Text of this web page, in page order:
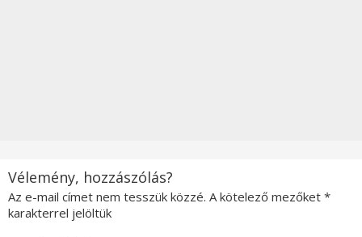
Vélemény, hozzászólás?
Az e-mail címet nem tesszük közzé. A kötelező mezőket *
karakterrel jelöltük